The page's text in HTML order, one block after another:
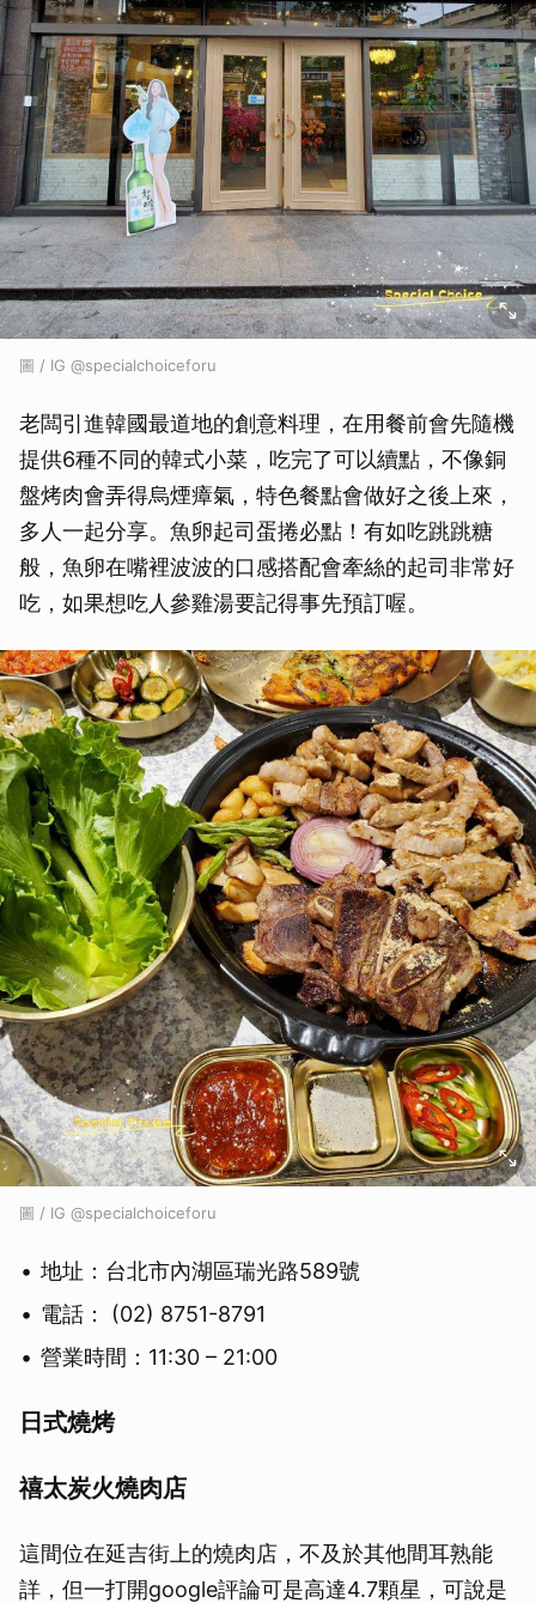
圖 / IG @specialchoiceforu
老闆引進韓國最道地的創意料理，在用餐前會先隨機
提供6種不同的韓式小菜，吃完了可以續點，不像銅
盤烤肉會弄得烏煙瘴氣，特色餐點會做好之後上來，
多人一起分享。魚卵起司蛋捲必點！有如吃跳跳糖
般，魚卵在嘴裡波波的口感搭配會牽絲的起司非常好
吃，如果想吃人參雞湯要記得事先預訂喔。
圖 / IG @specialchoiceforu
地址：台北市內湖區瑞光路589號
電話： (02) 8751-8791
營業時間：11:30 – 21:00
日式燒烤
禧太炭火燒肉店
這間位在延吉街上的燒肉店，不及於其他間耳熟能
詳，但一打開google評論可是高達4.7顆星，可說是
取消